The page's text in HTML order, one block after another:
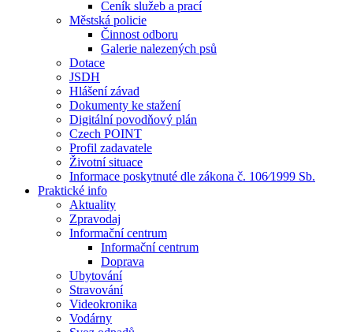
Ceník služeb a prací
Městská policie
Činnost odboru
Galerie nalezených psů
Dotace
JSDH
Hlášení závad
Dokumenty ke stažení
Digitální povodňový plán
Czech POINT
Profil zadavatele
Životní situace
Informace poskytnuté dle zákona č. 106⁄1999 Sb.
Praktické info
Aktuality
Zpravodaj
Informační centrum
Informační centrum
Doprava
Ubytování
Stravování
Videokronika
Vodárny